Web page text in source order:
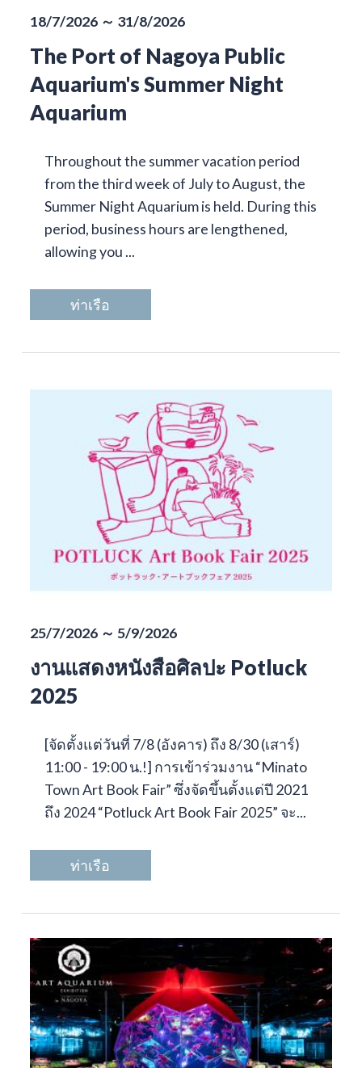
18/7/2026 ～ 31/8/2026
The Port of Nagoya Public
Aquarium's Summer Night
Aquarium
Throughout the summer vacation period
from the third week of July to August, the
Summer Night Aquarium is held. During this
period, business hours are lengthened,
allowing you ...
ท่าเรือ
25/7/2026 ～ 5/9/2026
งานแสดงหนังสือศิลปะ Potluck
2025
[จัดตั้งแต่วันที่ 7/8 (อังคาร) ถึง 8/30 (เสาร์)
11:00 - 19:00 น.!] การเข้าร่วมงาน “Minato
Town Art Book Fair” ซึ่งจัดขึ้นตั้งแต่ปี 2021
ถึง 2024 “Potluck Art Book Fair 2025” จะ...
ท่าเรือ